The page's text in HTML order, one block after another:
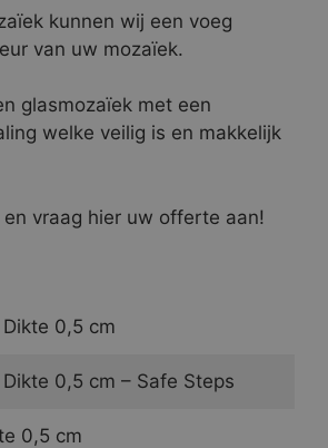
kunnen wij een voeg
van uw mozaïek.
glasmozaïek met een
welke veilig is en makkelijk
vraag hier uw offerte aan!
0,5 cm
0,5 cm – Safe Steps
0,5 cm